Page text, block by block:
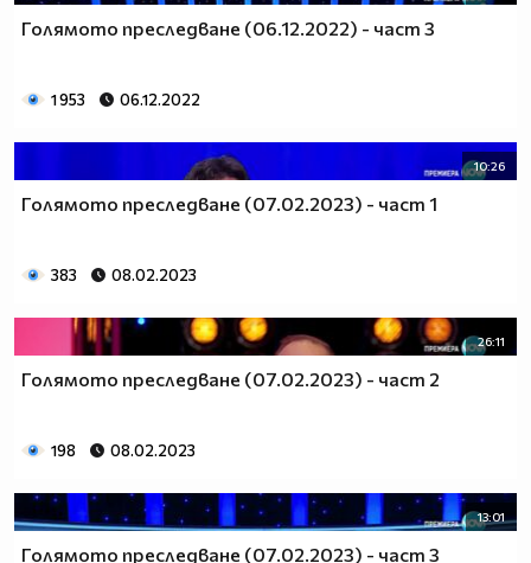
Голямото преследване (06.12.2022) - част 3
1 953 06.12.2022
10:26
Голямото преследване (07.02.2023) - част 1
383 08.02.2023
26:11
Голямото преследване (07.02.2023) - част 2
198 08.02.2023
13:01
Голямото преследване (07.02.2023) - част 3